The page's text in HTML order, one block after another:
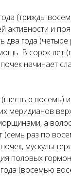
(трижды
активности и
два года
В сорок лет
начинает
восемь)
меридианов
а
(семь раз по
мускулы
половых
(восемью